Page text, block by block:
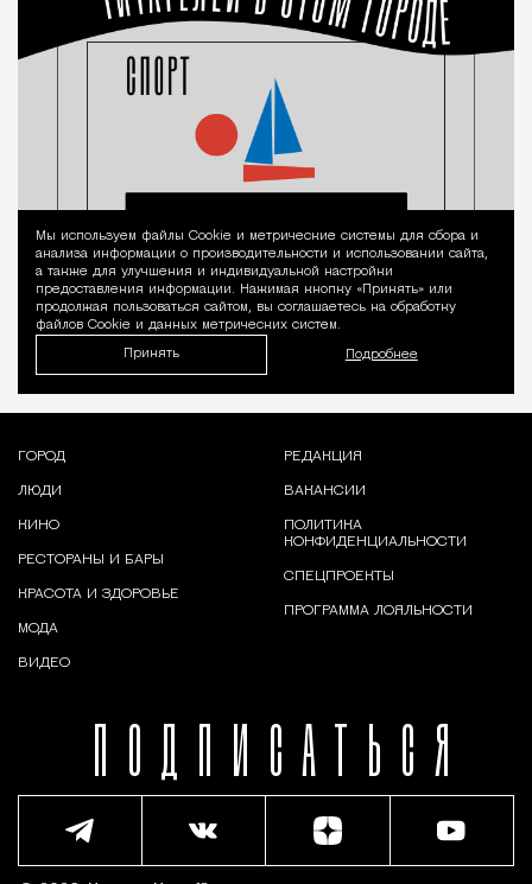
Уведомление
Мы используем файлы Сookie и метрические системы для сбора и
анализа информации о производительности и использовании сайта,
а также для улучшения и индивидуальной настройки
предоставления информации. Нажимая кнопку «Принять» или
продолжая пользоваться сайтом, вы соглашаетесь на обработку
файлов Cookie и данных метрических систем.
Принять Подробнее
ПОДПИСАТЬСЯ
ГОРОД
ЛЮДИ
КИНО
РЕСТОРАНЫ И БАРЫ
КРАСОТА И ЗДОРОВЬЕ
МОДА
ВИДЕО
РЕДАКЦИЯ
ВАКАНСИИ
ПОЛИТИКА
КОНФИДЕНЦИАЛЬНОСТИ
СПЕЦПРОЕКТЫ
ПРОГРАММА ЛОЯЛЬНОСТИ